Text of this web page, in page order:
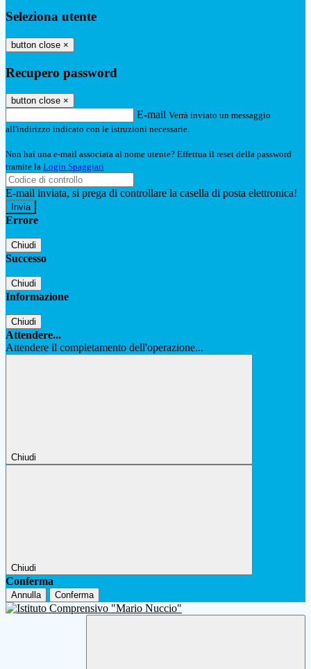
Seleziona utente
button close ×
Recupero password
button close ×
E-mail Verrà inviato un messaggio
all'indirizzo indicato con le istruzioni necessarie.
Non hai una e-mail associata al nome utente? Effettua il reset della password
tramite la Login Spaggiari
E-mail inviata, si prega di controllare la casella di posta elettronica!
Errore
Chiudi
Successo
Chiudi
Informazione
Chiudi
Attendere...
Attendere il completamento dell'operazione...
Chiudi
Chiudi
Conferma
Annulla Conferma